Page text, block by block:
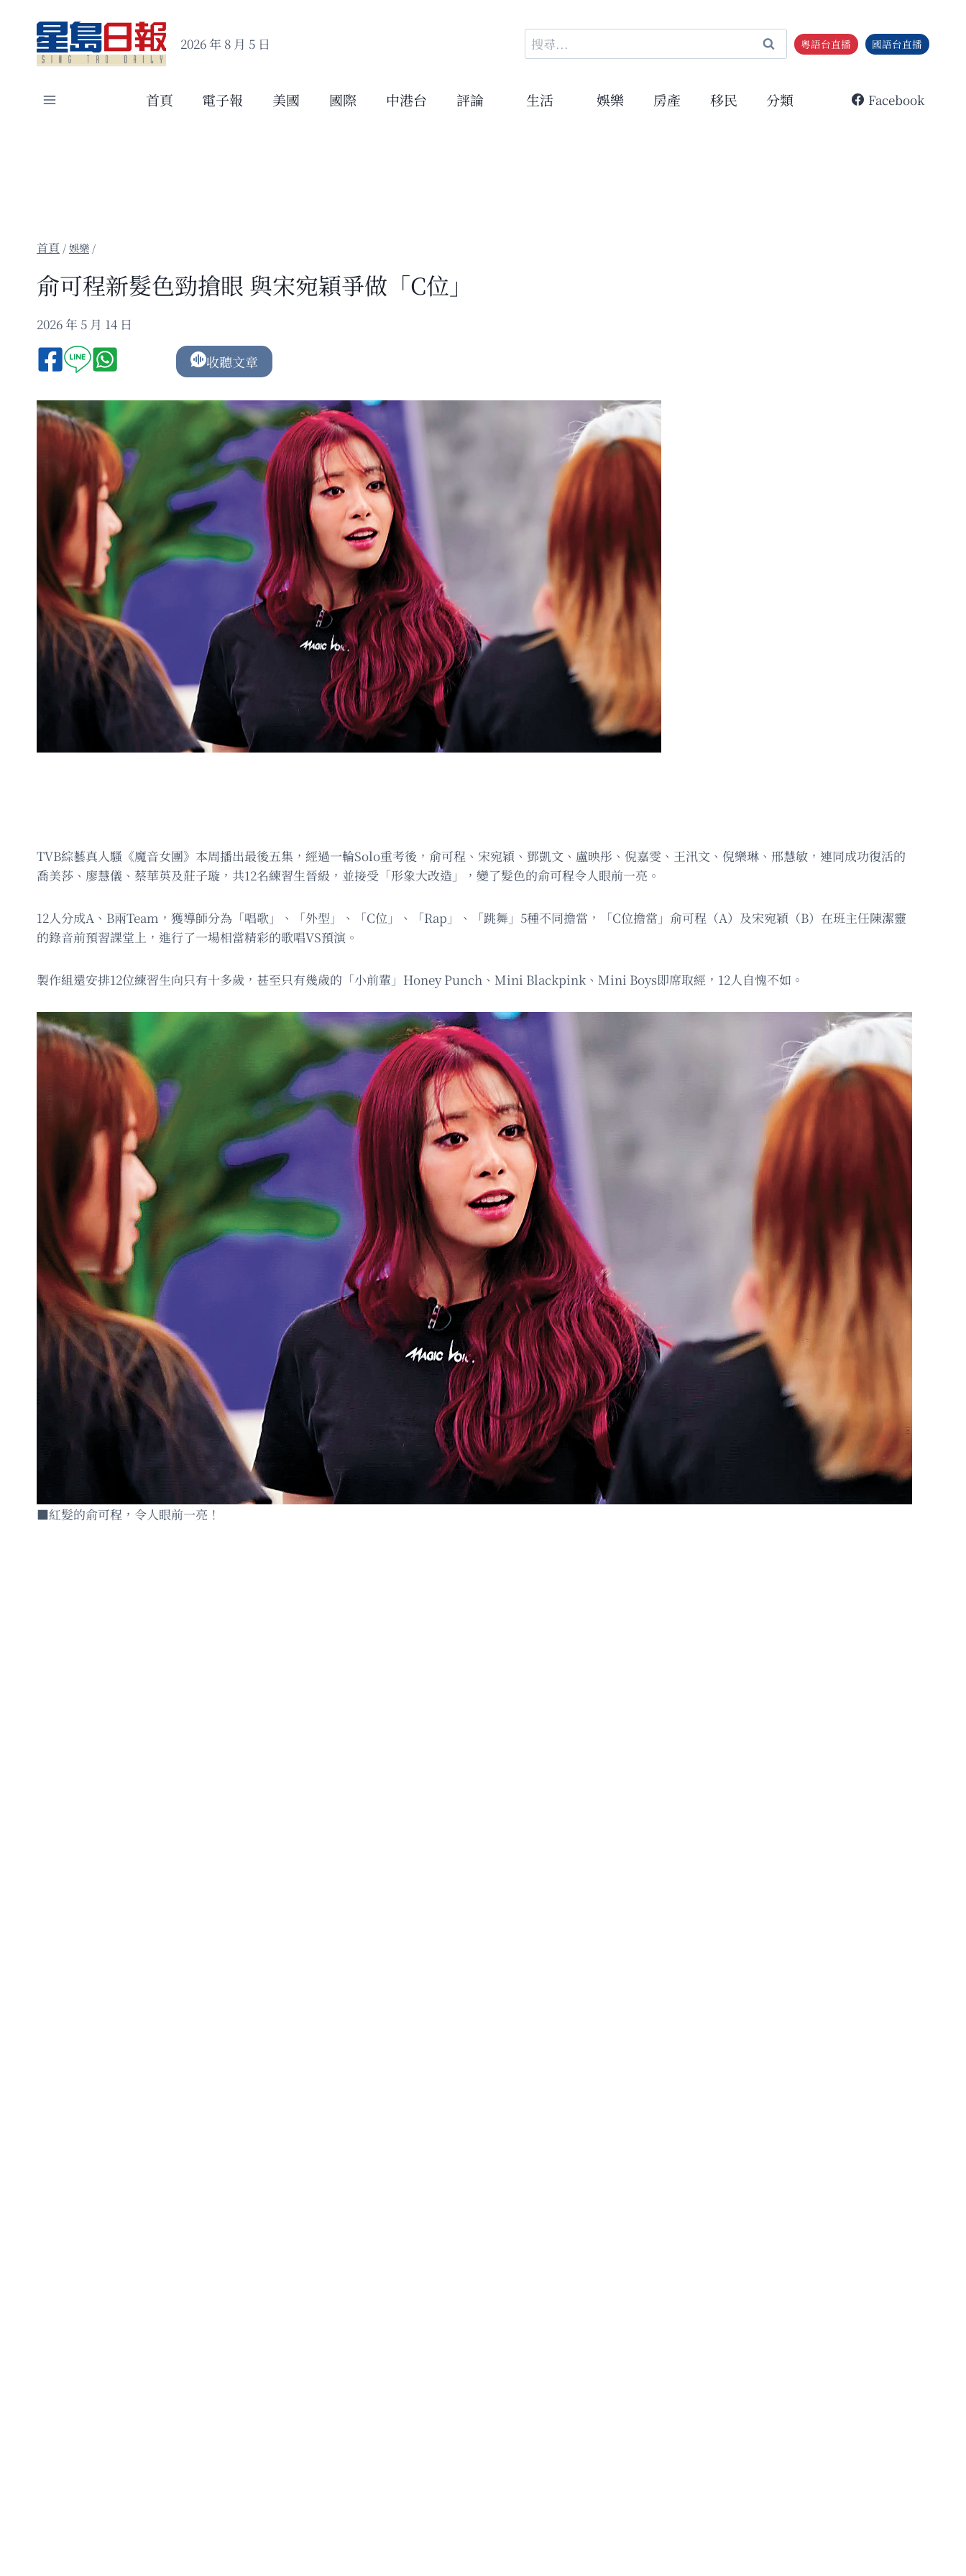
content
2026 年 8 月 5 日
搜
尋
鍵
粵語台直播 國語台直播
首頁 電子報 美國 國際 中港台 評論 生活 娛樂 房產 移民 分類 Facebook
/娛樂 /
俞可程新髮色勁搶眼 與宋宛穎爭做「C位」
2026 年 5 月 14 日
收聽文章
TVB綜藝真人騷《魔音女團》本周播出最後五集，經過一輪Solo重考後，俞可程、宋宛穎、鄧凱文、盧映彤、倪嘉雯、王汛文、倪樂琳、邢慧敏，連同成功復活的
喬美莎、廖慧儀、蔡華英及莊子璇，共12名練習生晉級，並接受「形象大改造」，變了髮色的俞可程令人眼前一亮。
12人分成A、B兩Team，獲導師分為「唱歌」、「外型」、「C位」、「Rap」、「跳舞」5種不同擔當，「C位擔當」俞可程（A）及宋宛穎（B）在班主任陳潔靈
的錄音前預習課堂上，進行了一場相當精彩的歌唱VS預演。
製作組還安排12位練習生向只有十多歲，甚至只有幾歲的「小前輩」Honey Punch、Mini Blackpink、Mini Boys即席取經，12人自愧不如。
■紅髮的俞可程，令人眼前一亮！